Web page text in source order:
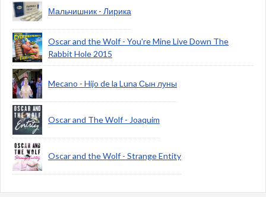
Мальчишник - Лирика
Oscar and the Wolf - You're Mine Live Down The
Rabbit Hole 2015
Mecano - Hijo de la Luna Сын луны
Oscar and The Wolf - Joaquim
Oscar and the Wolf - Strange Entity